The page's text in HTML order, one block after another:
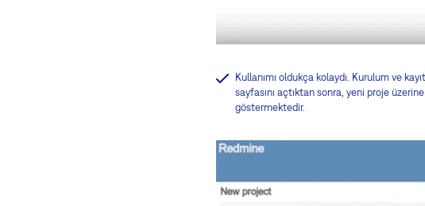
Kullanımı oldukça kolaydı. Kurulum ve
sayfasını açtıktan sonra, yeni proje
göstermektedir.